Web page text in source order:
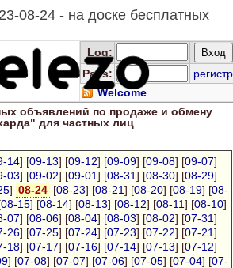
08-24 - на доске бесплатных
Log:
Pass:
регистр
Welcome
объявлений по продаже и обмену
для частных лиц
14] [09-13] [09-12] [09-09] [09-08] [09-07]
03] [09-02] [09-01] [08-31] [08-30] [08-29]
] 08-24 [08-23] [08-21] [08-20] [08-19] [08-
08-15] [08-14] [08-13] [08-12] [08-11] [08-10]
07] [08-06] [08-04] [08-03] [08-02] [07-31]
26] [07-25] [07-24] [07-23] [07-22] [07-21]
18] [07-17] [07-16] [07-14] [07-13] [07-12]
] [07-08] [07-07] [07-06] [07-05] [07-04] [07-